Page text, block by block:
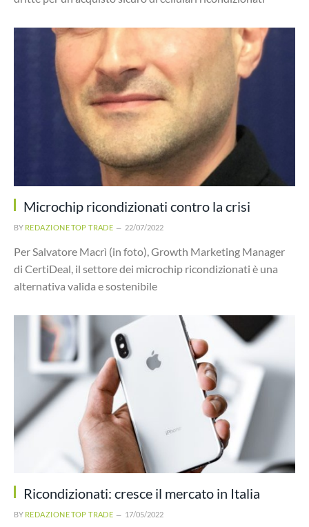
Microchip ricondizionati contro la crisi
BY REDAZIONE TOP TRADE 22/07/2022
Per Salvatore Macrì (in foto), Growth Marketing Manager
di CertiDeal, il settore dei microchip ricondizionati è una
alternativa valida e sostenibile
Ricondizionati: cresce il mercato in Italia
BY REDAZIONE TOP TRADE 17/05/2022